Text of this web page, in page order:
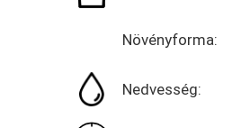
Növényforma:
Nedvesség: